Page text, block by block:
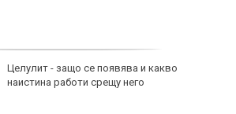
Целулит - защо се появява и какво
наистина работи срещу него